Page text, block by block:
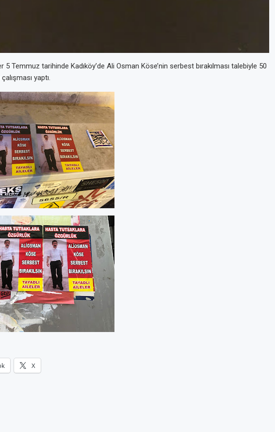
5 Temmuz tarihinde Kadıköy’de Ali Osman Köse’nin serbest bırakılması talebiyle 50
yaptı.
X